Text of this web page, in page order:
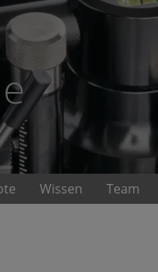
Wissen Team